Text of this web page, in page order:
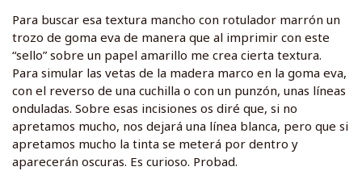
Para buscar esa textura mancho con rotulador marrón un
trozo de goma eva de manera que al imprimir con este
“sello” sobre un papel amarillo me crea cierta textura.
Para simular las vetas de la madera marco en la goma eva,
con el reverso de una cuchilla o con un punzón, unas líneas
onduladas. Sobre esas incisiones os diré que, si no
apretamos mucho, nos dejará una línea blanca, pero que si
apretamos mucho la tinta se meterá por dentro y
aparecerán oscuras. Es curioso. Probad.